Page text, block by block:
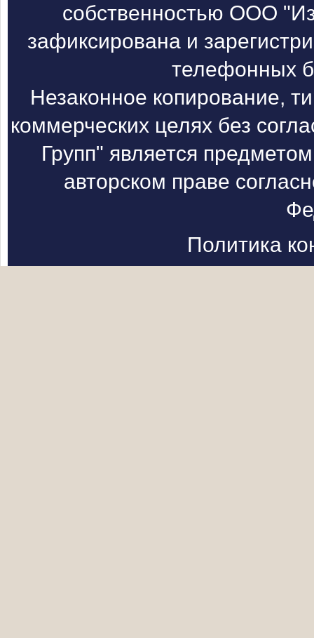
собственностью ООО
зафиксирована и
телефонных
Незаконное копирование,
коммерческих целях без
Групп" является
авторском праве
Политика